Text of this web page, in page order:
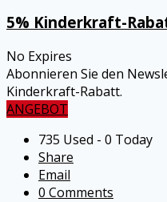
5% Kinderkraft-
No Expires
Abonnieren Sie den
Kinderkraft-Rabatt.
ANGEBOT
735 Used - 0 Today
Share
Email
0 Comments